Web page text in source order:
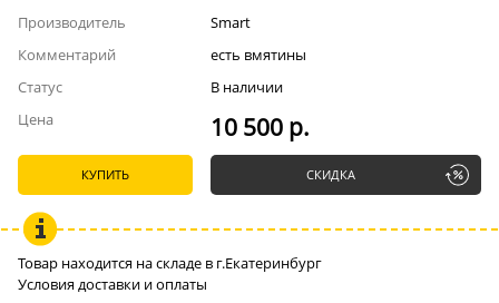
Производитель
Smart
Комментарий
есть вмятины
Статус
В наличии
Цена
10 500 р.
КУПИТЬ СКИДКА
Товар находится на складе в г.Екатеринбург
Условия доставки и оплаты